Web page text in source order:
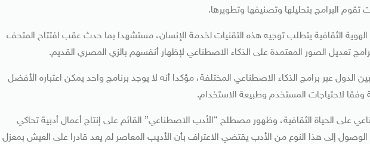
البرامج بتحليلها وتصنيفها وتطويرها.
الثقافية يتطلب توجيه هذه التقنيات لخدمة الإنسان، مستشهدا بما حدث عقب افتتاح المتحف
تعديل الصور المعتمدة على الذكاء الاصطناعي لإظهار أنفسهم بالزي المصري القديم.
الدول عبر برامج الذكاء الاصطناعي المختلفة، مؤكدا أنه لا يوجد برنامج واحد يمكن اعتباره الأفضل
وفقا لاحتياجات المستخدم وطبيعة الاستخدام.
على الحياة الثقافية، وظهور مصطلح “الأدب الاصطناعي” القائم على إنتاج أعمال أدبية تحاكي
إلى هذا النوع من الأدب يقتضي الاعتراف بأن الأديب المعاصر لم يعد قادرا على العيش بمعزل